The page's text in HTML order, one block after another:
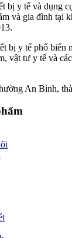
bị y tế và dụng
và gia đình tại
bị y tế phổ biến
vật tư y tế và
An Bình,